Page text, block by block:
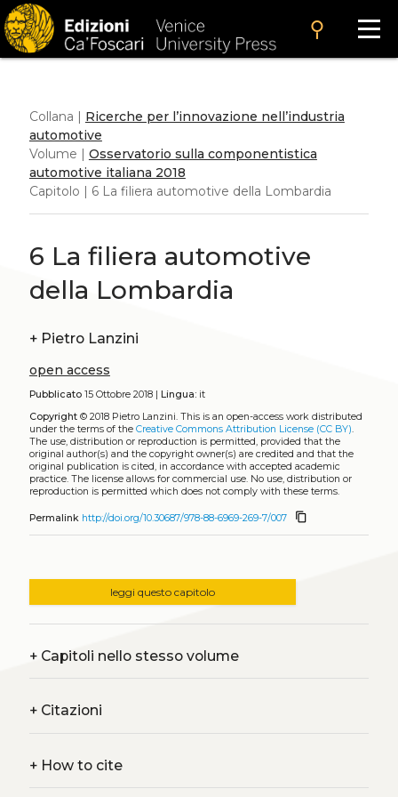
search
Collana | Ricerche per l’innovazione nell’industria
automotive
Volume | Osservatorio sulla componentistica
automotive italiana 2018
Capitolo | 6 La filiera automotive della Lombardia
6 La filiera automotive
della Lombardia
+ Pietro Lanzini
open access
Pubblicato15 Ottobre 2018 | Lingua:it
Copyright© 2018 Pietro Lanzini. This is an open-access work distributed
under the terms of the Creative Commons Attribution License (CC BY).
The use, distribution or reproduction is permitted, provided that the
original author(s) and the copyright owner(s) are credited and that the
original publication is cited, in accordance with accepted academic
practice. The license allows for commercial use. No use, distribution or
reproduction is permitted which does not comply with these terms.
Permalink http://doi.org/10.30687/978-88-6969-269-7/007 content_copy
leggi questo capitolo
+Capitoli nello stesso volume
+Citazioni
+How to cite